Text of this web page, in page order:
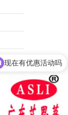
现在有优惠活动吗